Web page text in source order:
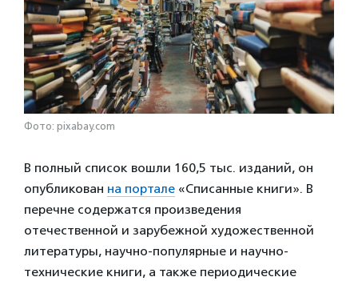
Фото: pixabay.com
В полный список вошли 160,5 тыс. изданий, он
опубликован на портале «Списанные книги». В
перечне содержатся произведения
отечественной и зарубежной художественной
литературы, научно-популярные и научно-
технические книги, а также периодические